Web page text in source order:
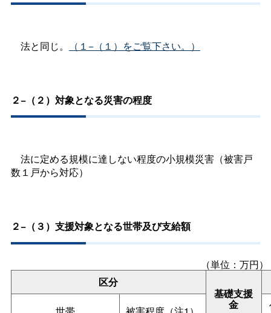
法と同じ。 （１−（１）をご覧下さい。）
２−（２）対象となる災害の程度
法に定める規模に達しない程度の小規模災害（被害戸
数１戸から対応）
２−（３）支援対象となる世帯及び支給額
（単位：万円）
区分
基礎支援
金